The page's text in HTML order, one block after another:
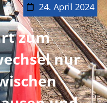
24. April 2024
zum
nur